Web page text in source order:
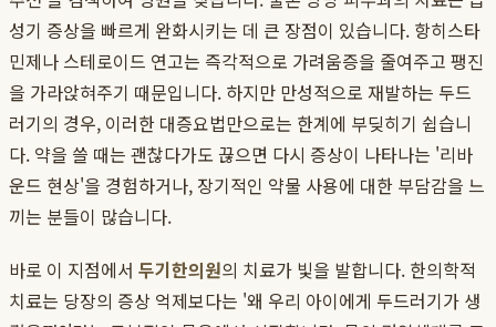
성기 증상을 빠르게 완화시키는 데 큰 장점이 있습니다. 항히스타
민제나 스테로이드 연고는 즉각적으로 가려움증을 줄여주고 팽진
을 가라앉혀주기 때문입니다. 하지만 만성적으로 재발하는 두드
러기의 경우, 이러한 대증요법만으로는 한계에 부딪히기 쉽습니
다. 약을 쓸 때는 괜찮다가도 끊으면 다시 증상이 나타나는 '리바
운드 현상'을 경험하거나, 장기적인 약물 사용에 대한 부담감을 느
끼는 분들이 많습니다.
바로 이 지점에서 두기한의원의 치료가 빛을 발합니다. 한의학적
치료는 당장의 증상 억제보다는 '왜 우리 아이에게 두드러기가 생